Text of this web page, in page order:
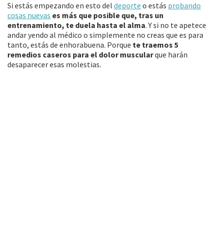
Si estás empezando en esto del deporte o estás probando
cosas nuevas es más que posible que, tras un
entrenamiento, te duela hasta el alma. Y si no te apetece
andar yendo al médico o simplemente no creas que es para
tanto, estás de enhorabuena. Porque te traemos 5
remedios caseros para el dolor muscularque harán
desaparecer esas molestias.